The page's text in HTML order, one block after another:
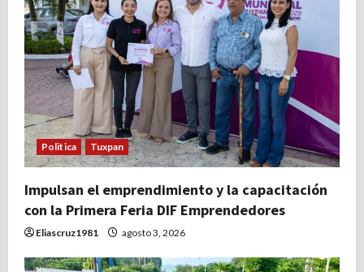
s
Politica Tuxpan
Impulsan el emprendimiento y la capacitación
con la Primera Feria DIF Emprendedores
Eliascruz1981 agosto 3, 2026